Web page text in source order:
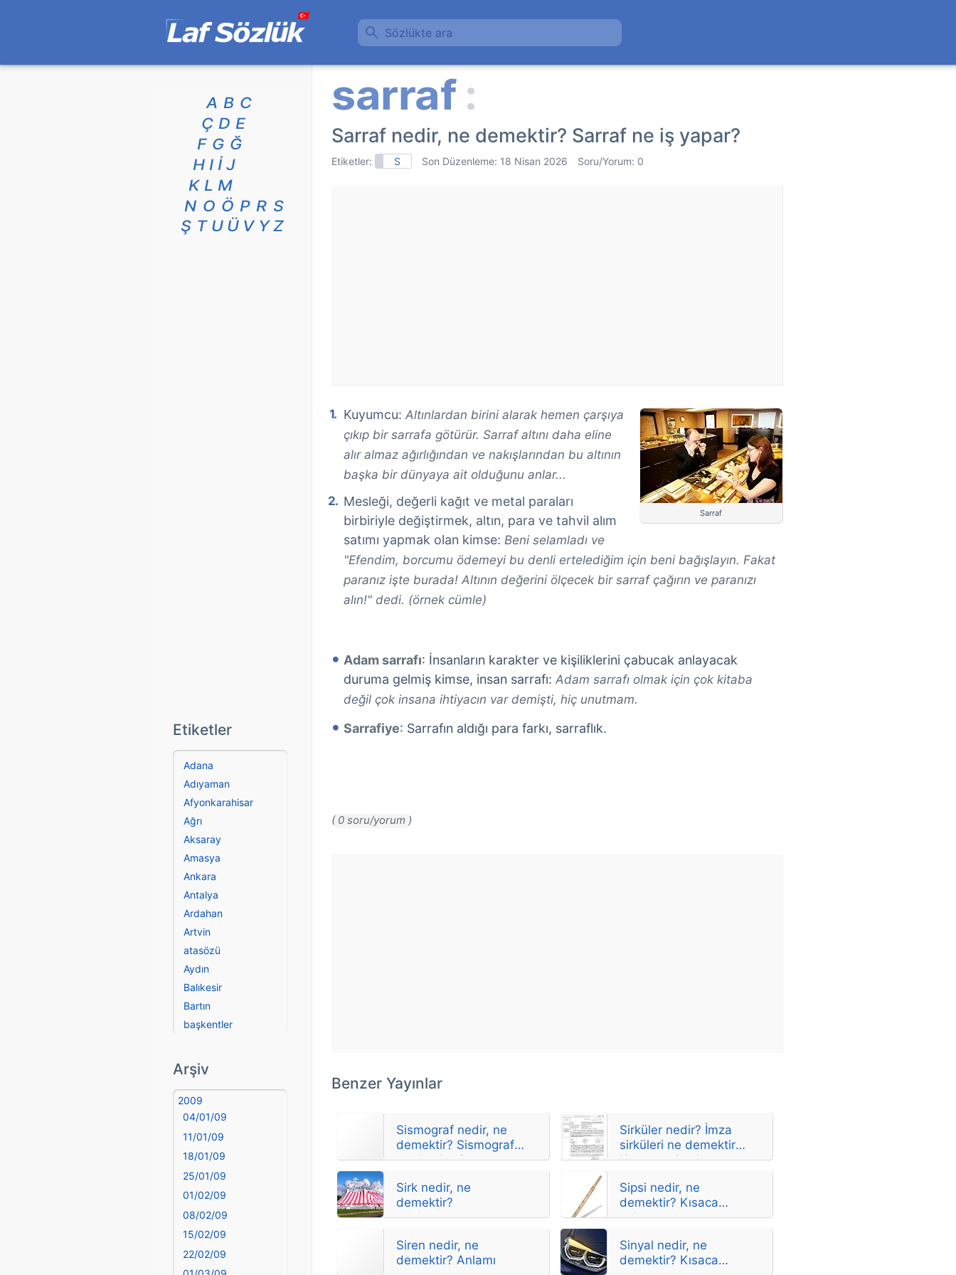
Sözlükte ara
Sarraf nedir, ne demektir? Sarraf ne iş yapar?
Etiketler: S Son Düzenleme: 18 Nisan 2026 Soru/Yorum: 0
Sarraf
Kuyumcu: Altınlardan birini alarak hemen çarşıya
çıkıp bir sarrafa götürür. Sarraf altını daha eline
alır almaz ağırlığından ve nakışlarından bu altının
başka bir dünyaya ait olduğunu anlar...
Mesleği, değerli kağıt ve metal paraları
birbiriyle değiştirmek, altın, para ve tahvil alım
satımı yapmak olan kimse: Beni selamladı ve
"Efendim, borcumu ödemeyi bu denli ertelediğim için beni bağışlayın. Fakat
paranız işte burada! Altının değerini ölçecek bir sarraf çağırın ve paranızı
alın!" dedi. (örnek cümle)
Adam sarrafı: İnsanların karakter ve kişiliklerini çabucak anlayacak
duruma gelmiş kimse, insan sarrafı: Adam sarrafı olmak için çok kitaba
değil çok insana ihtiyacın var demişti, hiç unutmam.
Sarrafiye: Sarrafın aldığı para farkı, sarraflık.
( 0 soru/yorum )
Benzer Yayınlar
Sismograf nedir, ne
demektir? Sismograf
nasıl çalışır?
Sirküler nedir? İmza
sirküleri ne demektir?
Kısaca anlamları
Sirk nedir, ne
demektir?
Sipsi nedir, ne
demektir? Kısaca
anlamı
Siren nedir, ne
demektir? Anlamı
Sinyal nedir, ne
demektir? Kısaca
A B C
Ç D E
F G Ğ
H I İ J
K L M
N O Ö P R S
Ş T U Ü V Y Z
Etiketler
Adana
Adıyaman
Afyonkarahisar
Ağrı
Aksaray
Amasya
Ankara
Antalya
Ardahan
Artvin
atasözü
Aydın
Balıkesir
Bartın
başkentler
Bayburt
Bilecik
Bingöl
Bitlis
Bolu
Burdur
Bursa
Çanakkale
Çankırı
Çorum
Arşiv
2009
04/01/09
11/01/09
18/01/09
25/01/09
01/02/09
08/02/09
15/02/09
22/02/09